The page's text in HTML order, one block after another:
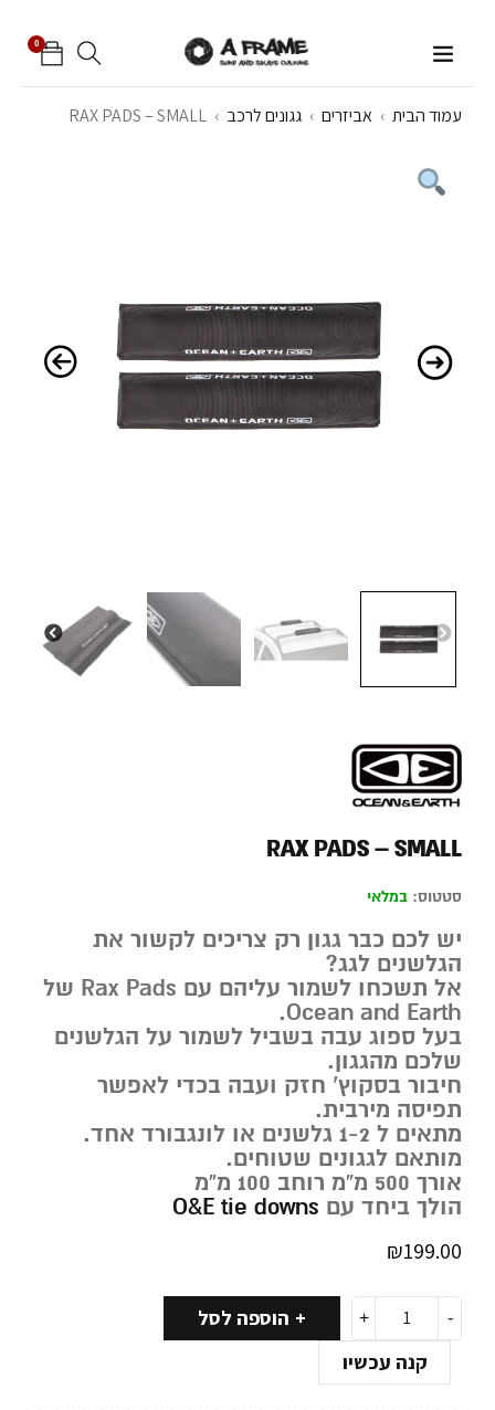
0
עמוד הבית › אביזרים › גגונים לרכב ›
RAX PADS – SMALL
RAX PADS – SMALL
סטטוס: במלאי
יש לכם כבר גגון רק צריכים לקשור את
הגלשנים לגג?
אל תשכחו לשמור עליהם עם Rax Pads של
Ocean and Earth.
בעל ספוג עבה בשביל לשמור על הגלשנים
שלכם מהגגון.
חיבור בסקוץ’ חזק ועבה בכדי לאפשר
תפיסה מירבית.
מתאים ל 1-2 גלשנים או לונגבורד אחד.
מותאם לגגונים שטוחים.
אורך 500 מ”מ רוחב 100 מ”מ
הולך ביחד עם O&E tie downs
₪199.00
הוספה לסל
קנה עכשיו